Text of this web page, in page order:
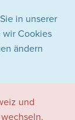
in unserer
wir Cookies
ändern
und
wechseln.